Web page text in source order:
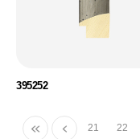
395252
21 22